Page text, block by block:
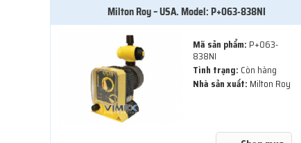
Milton Roy – USA. Model: P+063-838NI
Mã sản phẩm: P+063-
838NI
Tình trạng: Còn hàng
Nhà sản xuất: Milton Roy